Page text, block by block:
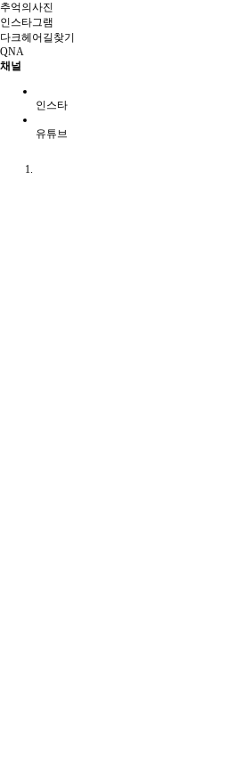
추억의사진
인스타그램
다크헤어길찾기
QNA
채널
인스타
유튜브